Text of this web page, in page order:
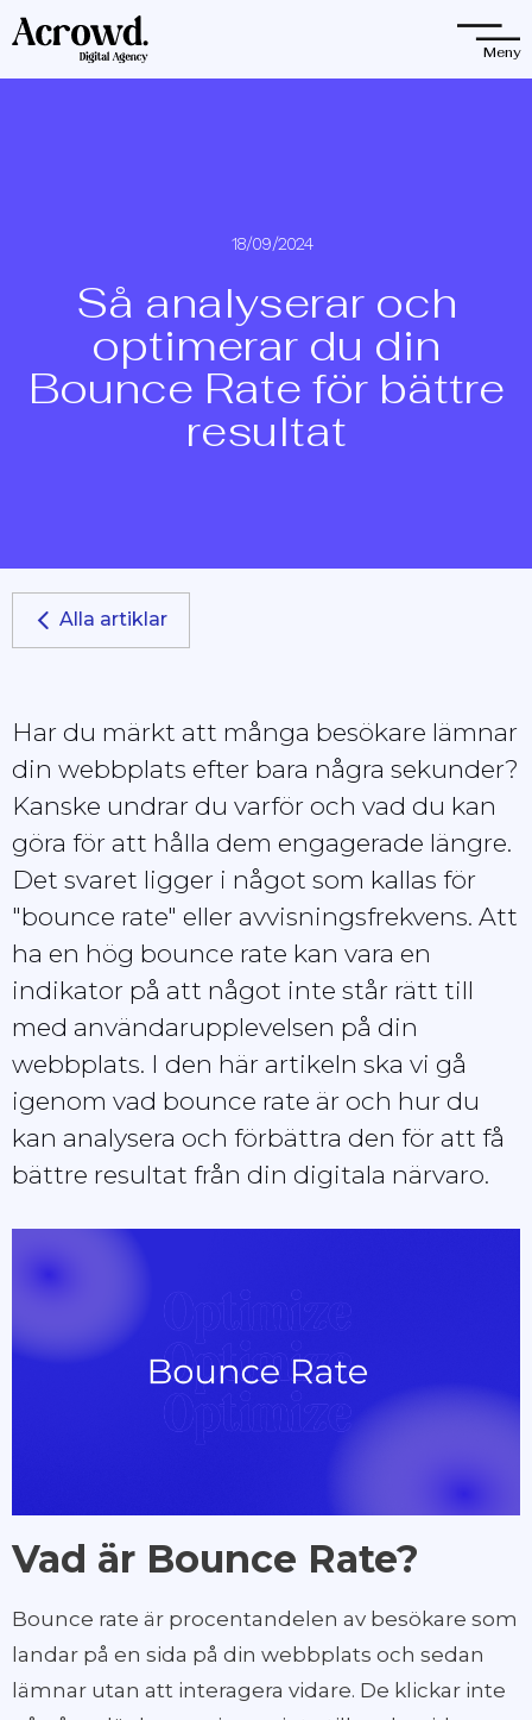
Observera:
Denna
Meny
18/09/2024
Så analyserar och
optimerar du din
Bounce Rate för bättre
resultat
Alla artiklar
Har du märkt att många besökare lämnar
din webbplats efter bara några sekunder?
Kanske undrar du varför och vad du kan
göra för att hålla dem engagerade längre.
Det svaret ligger i något som kallas för
"bounce rate" eller avvisningsfrekvens. Att
ha en hög bounce rate kan vara en
indikator på att något inte står rätt till
med användarupplevelsen på din
webbplats. I den här artikeln ska vi gå
igenom vad bounce rate är och hur du
kan analysera och förbättra den för att få
bättre resultat från din digitala närvaro.
Vad är Bounce Rate?
Bounce rate är procentandelen av besökare som
landar på en sida på din webbplats och sedan
lämnar utan att interagera vidare. De klickar inte